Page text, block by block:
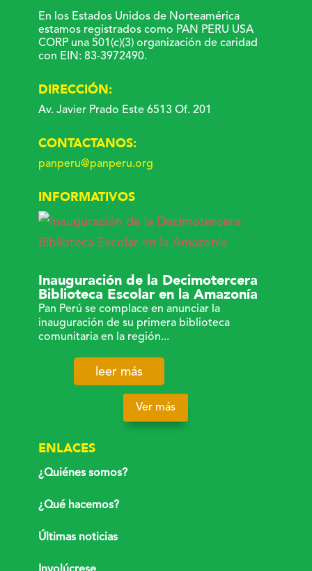
En los Estados Unidos de Norteamérica
estamos registrados como PAN PERU USA
CORP una 501(c)(3) organización de caridad
con EIN: 83-3972490.
DIRECCIÓN:
Av. Javier Prado Este 6513 Of. 201
CONTACTANOS:
panperu@panperu.org
INFORMATIVOS
Inauguración de la Decimotercera
Biblioteca Escolar en la Amazonía
Pan Perú se complace en anunciar la
inauguración de su primera biblioteca
comunitaria en la región...
leer más
Ver más
ENLACES
¿Quiénes somos?
¿Qué hacemos?
Últimas noticias